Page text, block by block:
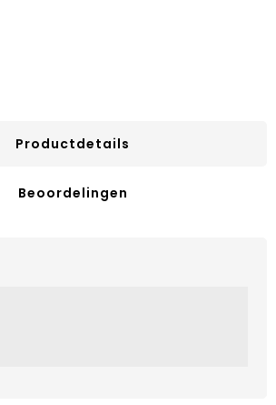
Productdetails
Beoordelingen